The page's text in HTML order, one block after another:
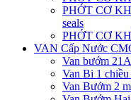
PHỚT CƠ
seals
PHỚT CƠ
VAN Cấp Nước
Van bướm 21A
Van Bi 1
Van Bướm 2